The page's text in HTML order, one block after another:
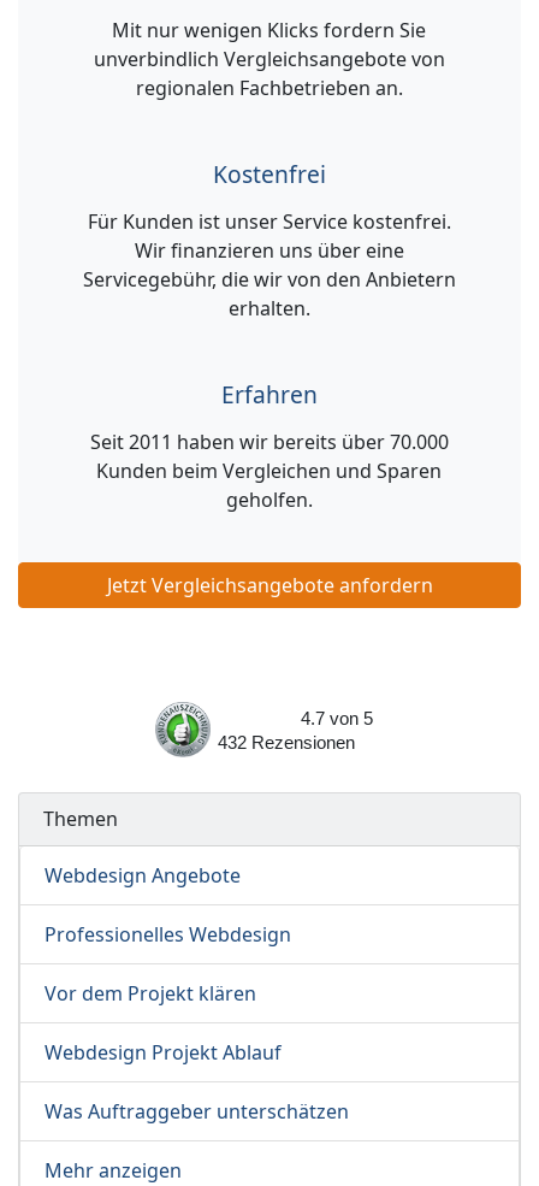
Mit nur wenigen Klicks fordern Sie
unverbindlich Vergleichsangebote von
regionalen Fachbetrieben an.
Kostenfrei
Für Kunden ist unser Service kostenfrei.
Wir finanzieren uns über eine
Servicegebühr, die wir von den Anbietern
erhalten.
Erfahren
Seit 2011 haben wir bereits über 70.000
Kunden beim Vergleichen und Sparen
geholfen.
Jetzt Vergleichsangebote anfordern
4.7 von 5
432
Rezensionen
Themen
Webdesign Angebote
Professionelles Webdesign
Vor dem Projekt klären
Webdesign Projekt Ablauf
Was Auftraggeber unterschätzen
Mehr anzeigen